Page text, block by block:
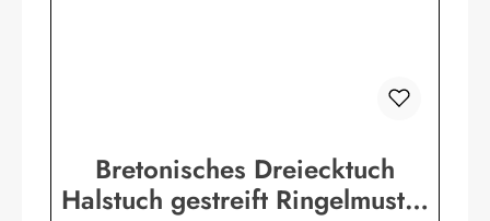
Bretonisches Dreiecktuch
Halstuch gestreift Ringelmuster